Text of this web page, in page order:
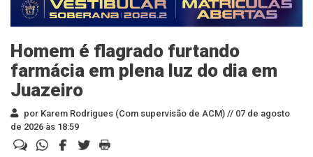
Homem é flagrado furtando
farmácia em plena luz do dia em
Juazeiro
por Karem Rodrigues (Com supervisão de ACM) // 07 de agosto
de 2026 às 18:59